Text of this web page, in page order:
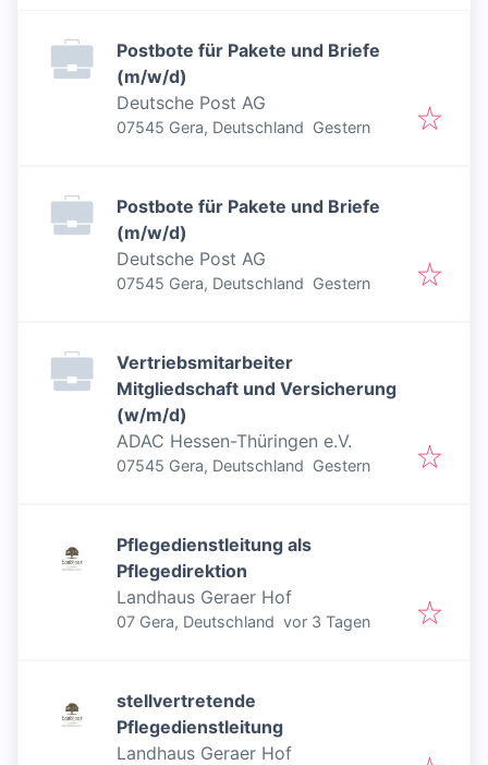
Postbote für Pakete und Briefe
(m/w/d)
Deutsche Post AG
07545 Gera, Deutschland Veröffentlicht
Gestern
Postbote für Pakete und Briefe
(m/w/d)
Deutsche Post AG
07545 Gera, Deutschland Veröffentlicht
Gestern
Vertriebsmitarbeiter
Mitgliedschaft und Versicherung
(w/m/d)
ADAC Hessen-Thüringen e.V.
07545 Gera, Deutschland Veröffentlicht
Gestern
Pflegedienstleitung als
Pflegedirektion
Landhaus Geraer Hof
07 Gera, Deutschland Veröffentlicht
vor 3 Tagen
stellvertretende
Pflegedienstleitung
Landhaus Geraer Hof